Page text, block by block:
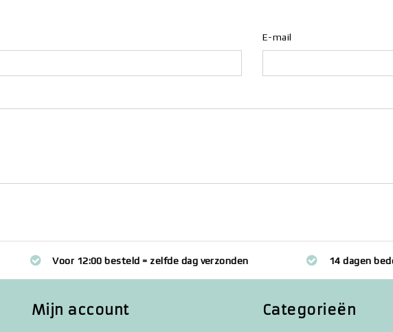
E-mail
Voor 12:00 besteld = zelfde dag verzonden 14 dagen
Mijn account Categorieën